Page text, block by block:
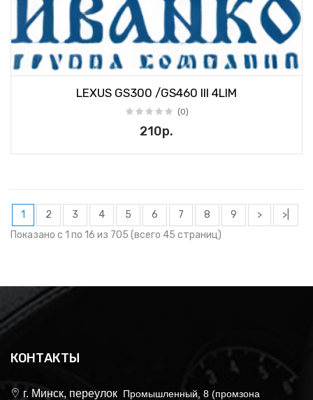
LEXUS GS300 /GS460 III 4LIM
(0)
210р.
1 2 3 4 5 6 7 8 9 >
>|
Показано с 1 по 16 из 705 (всего 45 страниц)
КОНТАКТЫ
г. Минск, переулок Промышленный, 8 (промзона